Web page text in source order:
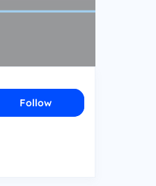
Follow